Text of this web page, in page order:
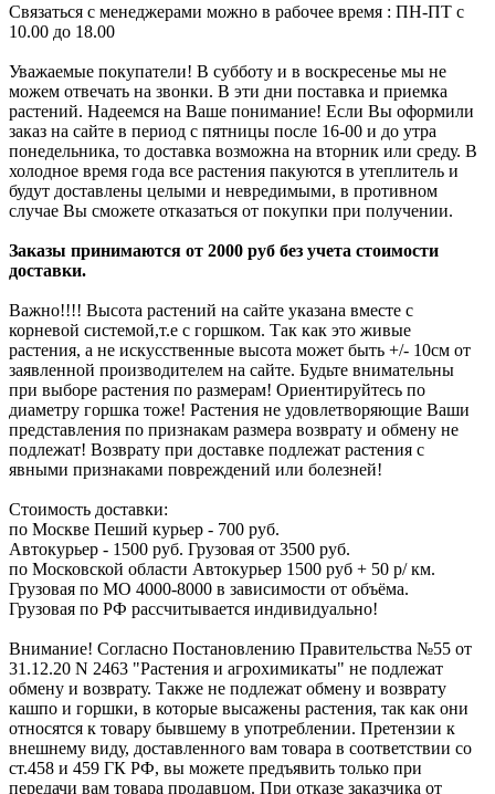
Связаться с менеджерами можно в рабочее время : ПН-ПТ с
10.00 до 18.00
Уважаемые покупатели! В субботу и в воскресенье мы не
можем отвечать на звонки. В эти дни поставка и приемка
растений. Надеемся на Ваше понимание! Если Вы оформили
заказ на сайте в период с пятницы после 16-00 и до утра
понедельника, то доставка возможна на вторник или среду. В
холодное время года все растения пакуются в утеплитель и
будут доставлены целыми и невредимыми, в противном
случае Вы сможете отказаться от покупки при получении.
Заказы принимаются от 2000 руб без учета стоимости
доставки.
Важно!!!! Высота растений на сайте указана вместе с
корневой системой,т.е с горшком. Так как это живые
растения, а не искусственные высота может быть +/- 10см от
заявленной производителем на сайте. Будьте внимательны
при выборе растения по размерам! Ориентируйтесь по
диаметру горшка тоже! Растения не удовлетворяющие Ваши
представления по признакам размера возврату и обмену не
подлежат! Возврату при доставке подлежат растения с
явными признаками повреждений или болезней!
Стоимость доставки:
по Москве Пеший курьер - 700 руб.
Автокурьер - 1500 руб. Грузовая от 3500 руб.
по Московской области Автокурьер 1500 руб + 50 р/ км.
Грузовая по МО 4000-8000 в зависимости от объёма.
Грузовая по РФ рассчитывается индивидуально!
Внимание! Согласно Постановлению Правительства №55 от
31.12.20 N 2463 "Растения и агрохимикаты" не подлежат
обмену и возврату. Также не подлежат обмену и возврату
кашпо и горшки, в которые высажены растения, так как они
относятся к товару бывшему в употреблении. Претензии к
внешнему виду, доставленного вам товара в соответствии со
ст.458 и 459 ГК РФ, вы можете предъявить только при
передачи вам товара продавцом. При отказе заказчика от